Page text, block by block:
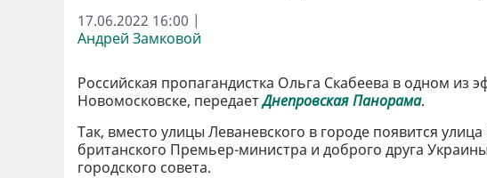
17.06.2022 16:00 |
Андрей Замковой
Российская пропагандистка Ольга Скабеева в одном
Новомосковске, передаетДнепровская Панорама.
Так, вместо улицы Леваневского в городе появится
британского Премьер-министра и доброго друга
городского совета.